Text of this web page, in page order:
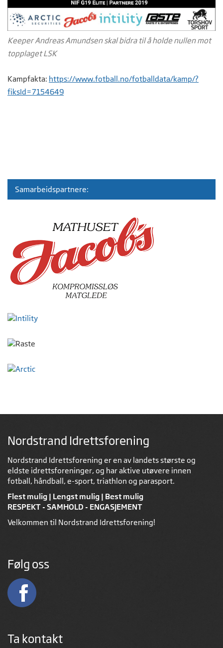
Keeper Andreas Amundsen skal bidra til å holde nullen mot
topplaget LSK
Kampfakta: https://www.fotball.no/fotballdata/kamp/?
fiksId=7154649
Samarbeidspartnere:
Nordstrand Idrettsforening
Nordstrand Idrettsforening er en av landets største og
eldste idrettsforeninger, og har aktive utøvere innen
fotball, håndball, e-sport, triathlon og parasport.
Flest mulig | Lengst mulig | Best mulig
RESPEKT - SAMHOLD - ENGASJEMENT
Velkommen til Nordstrand Idrettsforening!
Følg oss
Ta kontakt